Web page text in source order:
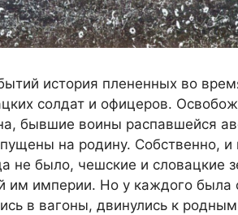
история плененных во
солдат и офицеров.
бывшие воины распавшейся
на родину. Собственно, и
не было, чешские и словацкие
им империи. Но у каждого была
в вагоны, двинулись к